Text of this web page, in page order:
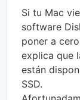
Si tu Mac
software
poner a
explica que
están
SSD.